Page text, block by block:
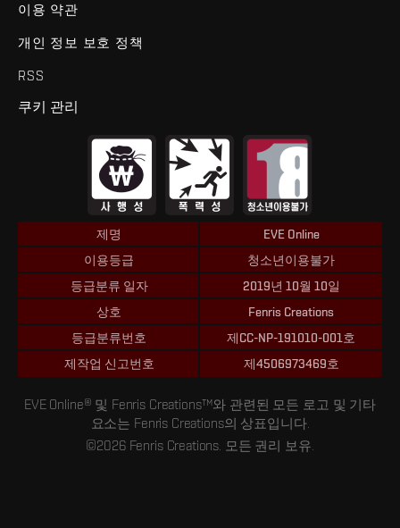
이용 약관
개인 정보 보호 정책
RSS
쿠키 관리
제명
EVE Online
이용등급
청소년이용불가
등급분류 일자
2019년 10월 10일
상호
Fenris Creations
등급분류번호
제CC-NP-191010-001호
제작업 신고번호
제4506973469호
EVE Online® 및 Fenris Creations™와 관련된 모든 로고 및 기타
요소는 Fenris Creations의 상표입니다.
©2026 Fenris Creations. 모든 권리 보유.